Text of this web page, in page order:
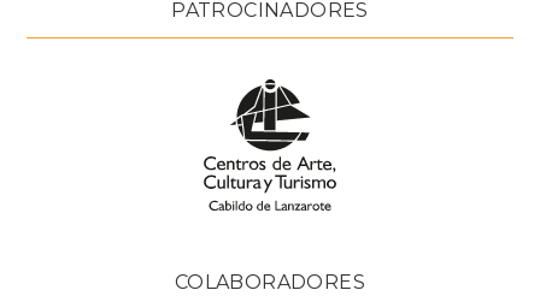
PATROCINADORES
COLABORADORES